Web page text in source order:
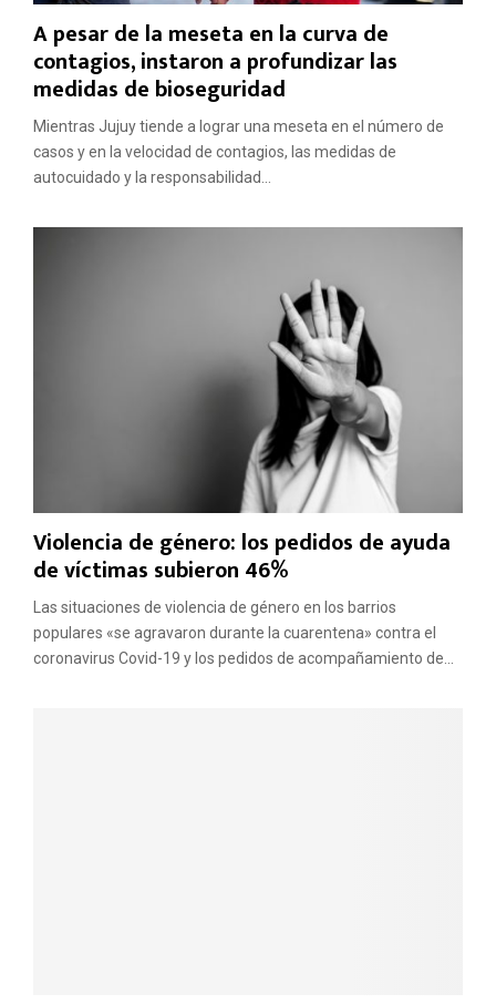
A pesar de la meseta en la curva de
contagios, instaron a profundizar las
medidas de bioseguridad
Mientras Jujuy tiende a lograr una meseta en el número de
casos y en la velocidad de contagios, las medidas de
autocuidado y la responsabilidad...
Violencia de género: los pedidos de ayuda
de víctimas subieron 46%
Las situaciones de violencia de género en los barrios
populares «se agravaron durante la cuarentena» contra el
coronavirus Covid-19 y los pedidos de acompañamiento de...